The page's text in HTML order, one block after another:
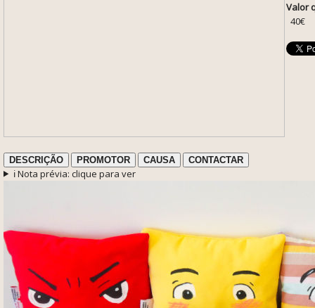
Valor
40€
DESCRIÇÃO PROMOTOR CAUSA CONTACTAR
ℹ️ Nota prévia: clique para ver